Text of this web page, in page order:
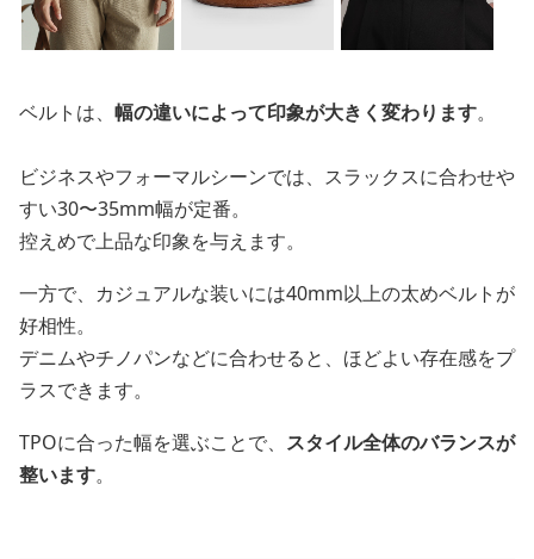
ベルトは、 幅の違いによって印象が大きく変わります。
ビジネスやフォーマルシーンでは、スラックスに合わせや
すい30〜35mm幅が定番。
控えめで上品な印象を与えます。
一方で、カジュアルな装いには40mm以上の太めベルトが
好相性。
デニムやチノパンなどに合わせると、ほどよい存在感をプ
ラスできます。
TPOに合った幅を選ぶことで、 スタイル全体のバランスが
整います。